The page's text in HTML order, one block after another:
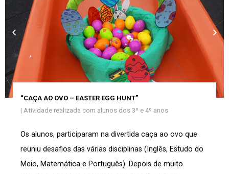
“CAÇA AO OVO – EASTER EGG HUNT”
| Atividade realizada com alunos dos 3º e 4º anos
Os alunos, participaram na divertida caça ao ovo que
reuniu desafios das várias disciplinas (Inglês, Estudo do
Meio, Matemática e Português). Depois de muito